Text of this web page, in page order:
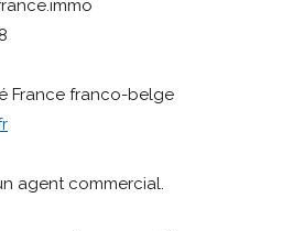
France franco-belge
agent commercial.